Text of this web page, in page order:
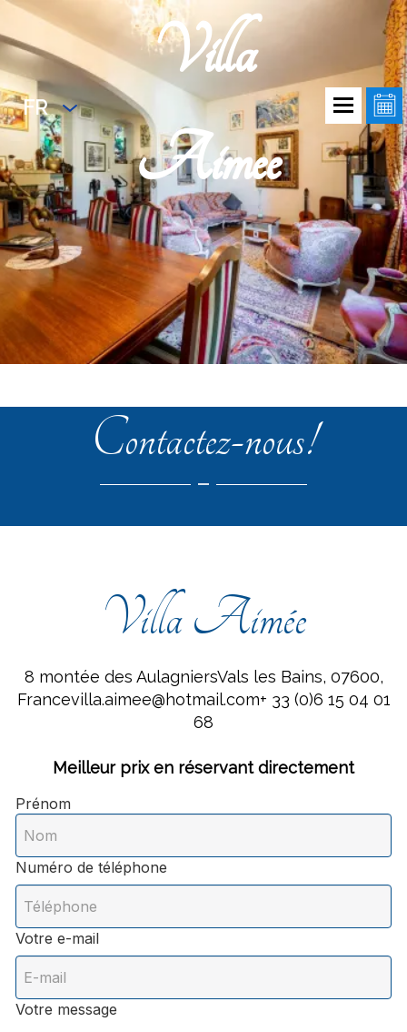
FR
Villa
Aimee
Contactez-nous!
Villa Aimée
8 montée des AulagniersVals les Bains, 07600,
Francevilla.aimee@hotmail.com+ 33 (0)6 15 04 01
68
Meilleur prix en réservant directement
Prénom
Numéro de téléphone
Votre e-mail
Votre message